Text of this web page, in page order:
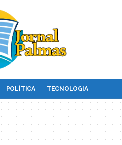
POLÍTICA TECNOLOGIA